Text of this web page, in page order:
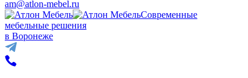
am@atlon-mebel.ru
Современные
мебельные решения
в Воронеже